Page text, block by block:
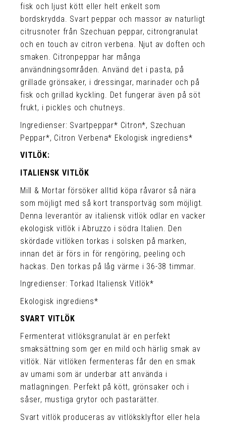
fisk och ljust kött eller helt enkelt som
bordskrydda. Svart peppar och massor av naturligt
citrusnoter från Szechuan peppar, citrongranulat
och en touch av citron verbena. Njut av doften och
smaken. Citronpeppar har många
användningsområden. Använd det i pasta, på
grillade grönsaker, i dressingar, marinader och på
fisk och grillad kyckling. Det fungerar även på söt
frukt, i pickles och chutneys.
Ingredienser: Svartpeppar* Citron*, Szechuan
Peppar*, Citron Verbena* Ekologisk ingrediens*
VITLÖK:
ITALIENSK VITLÖK
Mill & Mortar försöker alltid köpa råvaror så nära
som möjligt med så kort transportväg som möjligt.
Denna leverantör av italiensk vitlök odlar en vacker
ekologisk vitlök i Abruzzo i södra Italien. Den
skördade vitlöken torkas i solsken på marken,
innan det är förs in för rengöring, peeling och
hackas. Den torkas på låg värme i 36-38 timmar.
Ingredienser: Torkad Italiensk Vitlök*
Ekologisk ingrediens*
SVART VITLÖK
Fermenterat vitlöksgranulat är en perfekt
smaksättning som ger en mild och härlig smak av
vitlök. När vitlöken fermenteras får den en smak
av umami som är underbar att använda i
matlagningen. Perfekt på kött, grönsaker och i
såser, mustiga grytor och pastarätter.
Svart vitlök produceras av vitlöksklyftor eller hela